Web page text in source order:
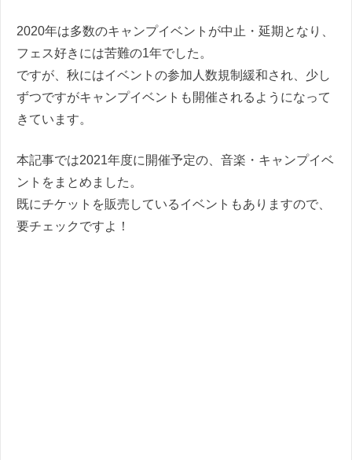
2020年は多数のキャンプイベントが中止・延期となり、
フェス好きには苦難の1年でした。
ですが、秋にはイベントの参加人数規制緩和され、少し
ずつですがキャンプイベントも開催されるようになって
きています。
本記事では2021年度に開催予定の、音楽・キャンプイベ
ントをまとめました。
既にチケットを販売しているイベントもありますので、
要チェックですよ！